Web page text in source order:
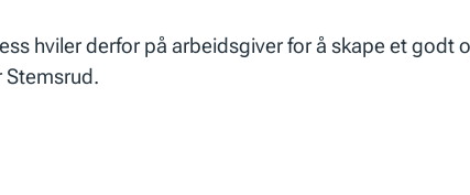
hviler derfor på arbeidsgiver for å skape et
Stemsrud.